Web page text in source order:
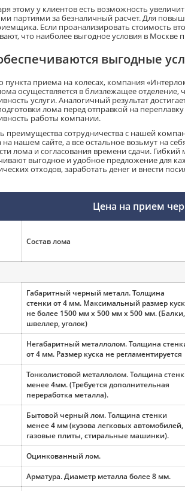
этому у клиентов есть возможность
партиями за безналичный расчет. Для
Если проанализировать стоимость
что наиболее выгодное условия в Москве
выгодные
приема на колесах, компания
осуществляется в близлежащее
услуги. Аналогичный результат
лома перед отправкой на
работы компании.
преимущества сотрудничества с нашей
на нашем сайте, а все остальное возьмут на
лома и согласования времени сдачи.
выгодное и удобное предложение для
отходов, заработать денег и внести
Цена на прием
Состав лома
Габаритный черный металл. Толщина
стенки от 4 мм. Максимальный размер
не более 1500 мм х 500 мм х 500 мм. (Балки,
швеллер, уголок)
Негабаритный металлолом. Толщина
от 4 мм. Размер куска не регламентируется
Тонколистовой металлолом. Толщина
менее 4мм. (Требуется дополнительная
переработка металла).
Бытовой черный лом. Толщина стенки
менее 4 мм (кузова легковых автомобилей,
газовые плиты, стиральные машинки).
Оцинкованный лом.
Арматура. Диаметр металла более 8 мм.